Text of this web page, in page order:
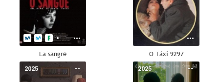
La sangre O Táxi 9297
--
2025 --
2025